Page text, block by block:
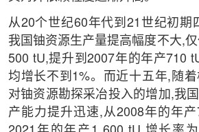
从20个世纪60年代到21世纪初期
我国铀资源生产量提高幅度不大,
500 tU,提升到2007年的年产710
均增长不到1%。而近十五年,随
对铀资源勘探采冶投入的增加,我
产能力提升迅速,从2008年的年产